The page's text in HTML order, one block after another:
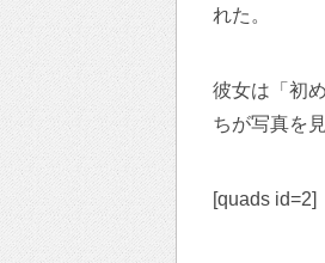
れた。
彼女は「初
ちが写真を
[quads id=2]